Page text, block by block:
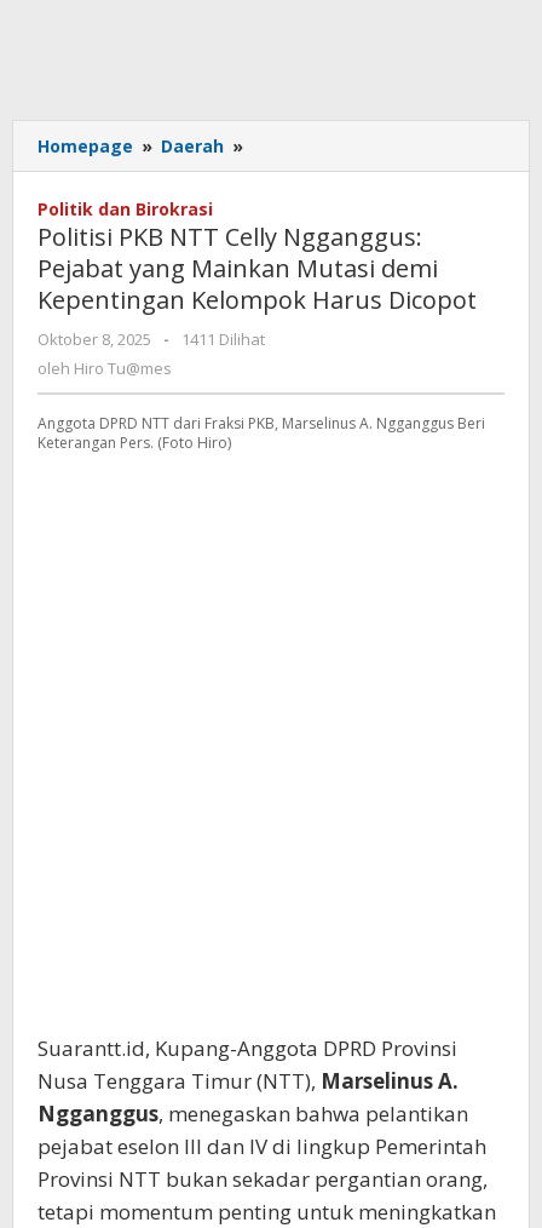
Homepage » Daerah »
PKB
Ngganggus:
Pejabat
yang
Mainkan
Mutasi
Kepentingan
Kelompok
Politik dan Birokrasi
Politisi PKB NTT Celly Ngganggus:
Pejabat yang Mainkan Mutasi demi
Kepentingan Kelompok Harus Dicopot
Oktober 8, 2025
oleh
-
1411 Dilihat
oleh Hiro Tu@mes
Anggota DPRD NTT dari Fraksi PKB, Marselinus A. Ngganggus Beri
Keterangan Pers. (Foto Hiro)
Suarantt.id, Kupang-Anggota DPRD Provinsi
Nusa Tenggara Timur (NTT), Marselinus A.
Ngganggus, menegaskan bahwa pelantikan
pejabat eselon III dan IV di lingkup Pemerintah
Provinsi NTT bukan sekadar pergantian orang,
tetapi momentum penting untuk meningkatkan